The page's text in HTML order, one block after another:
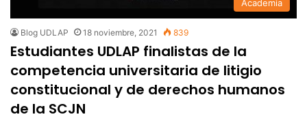
Academia
Blog UDLAP 18 noviembre, 2021 839
Estudiantes UDLAP finalistas de la
competencia universitaria de litigio
constitucional y de derechos humanos
de la SCJN